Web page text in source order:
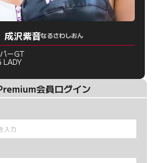
成沢紫音なるさわしおん
ーGT
LADY
会員ログイン